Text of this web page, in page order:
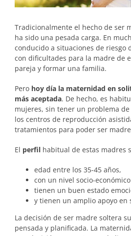
Tradicionalmente el hecho de ser
ha sido una pesada carga. En
conducido a situaciones de riesgo
con dificultades para la madre de
pareja y formar una familia.
Pero hoy día la maternidad en
más aceptada. De hecho, es
mujeres, sin tener un problema
los centros de reproducción
tratamientos para poder ser
El perfil habitual de estas madres
edad entre los 35-45 años,
con un nivel socio-
tienen un buen estado
y tienen un amplio apoyo en
La decisión de ser madre soltera
pensada y planificada. La